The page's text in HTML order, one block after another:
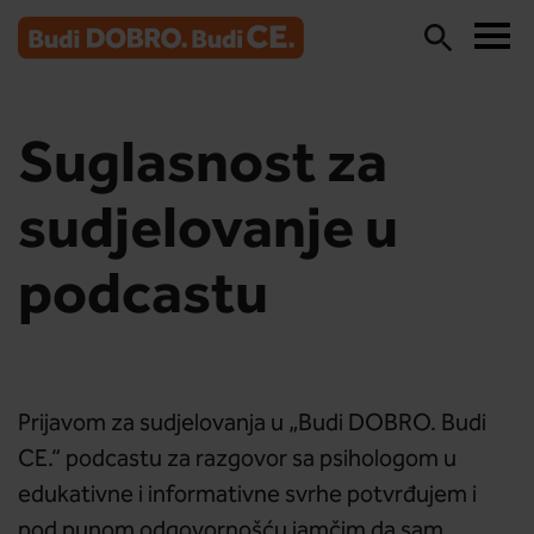
Suglasnost za
sudjelovanje u
podcastu
Prijavom za sudjelovanja u „Budi DOBRO. Budi
CE.“ podcastu za razgovor sa psihologom u
edukativne i informativne svrhe potvrđujem i